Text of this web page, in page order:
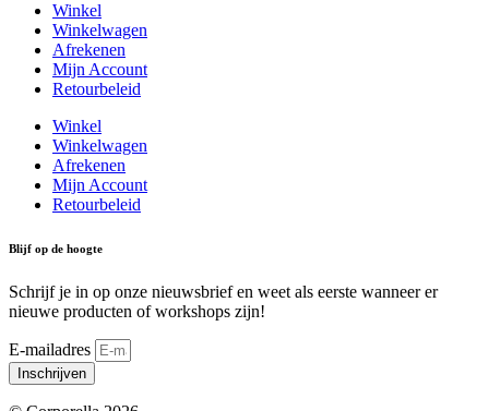
Winkel
Winkelwagen
Afrekenen
Mijn Account
Retourbeleid
Winkel
Winkelwagen
Afrekenen
Mijn Account
Retourbeleid
Blijf op de hoogte
Schrijf je in op onze nieuwsbrief en weet als eerste wanneer er
nieuwe producten of workshops zijn!
E-mailadres
Inschrijven